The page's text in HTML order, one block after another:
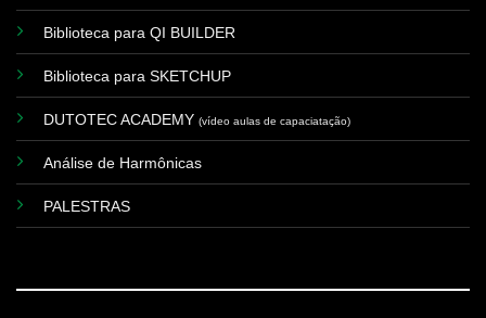
Biblioteca para QI BUILDER
Biblioteca para SKETCHUP
DUTOTEC ACADEMY (vídeo aulas de capaciatação)
Análise de Harmônicas
PALESTRAS